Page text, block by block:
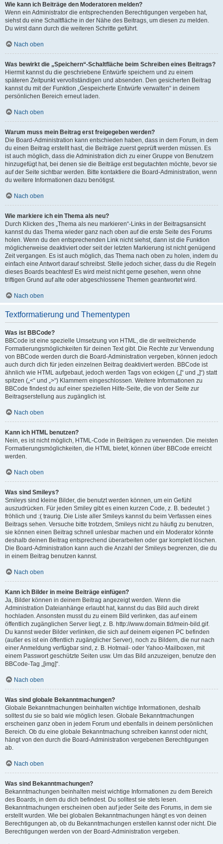
Wie kann ich Beiträge den Moderatoren melden?
Wenn ein Administrator die entsprechenden Berechtigungen vergeben hat,
siehst du eine Schaltfläche in der Nähe des Beitrags, um diesen zu melden.
Du wirst dann durch die weiteren Schritte geführt.
Nach oben
Was bewirkt die „Speichern“-Schaltfläche beim Schreiben eines Beitrags?
Hiermit kannst du die geschriebene Entwürfe speichern und zu einem
späteren Zeitpunkt vervollständigen und absenden. Den gesicherten Beitrag
kannst du mit der Funktion „Gespeicherte Entwürfe verwalten“ in deinem
persönlichen Bereich erneut laden.
Nach oben
Warum muss mein Beitrag erst freigegeben werden?
Die Board-Administration kann entschieden haben, dass in dem Forum, in dem
du einen Beitrag erstellt hast, die Beiträge zuerst geprüft werden müssen. Es
ist auch möglich, dass die Administration dich zu einer Gruppe von Benutzern
hinzugefügt hat, bei denen sie die Beiträge erst begutachten möchte, bevor sie
auf der Seite sichtbar werden. Bitte kontaktiere die Board-Administration, wenn
du weitere Informationen dazu benötigst.
Nach oben
Wie markiere ich ein Thema als neu?
Durch Klicken des „Thema als neu markieren“-Links in der Beitragsansicht
kannst du das Thema wieder ganz nach oben auf die erste Seite des Forums
holen. Wenn du den entsprechenden Link nicht siehst, dann ist die Funktion
möglicherweise deaktiviert oder seit der letzten Markierung ist nicht genügend
Zeit vergangen. Es ist auch möglich, das Thema nach oben zu holen, indem du
einfach eine Antwort darauf schreibst. Stelle jedoch sicher, dass du die Regeln
dieses Boards beachtest! Es wird meist nicht gerne gesehen, wenn ohne
triftigen Grund auf alte oder abgeschlossene Themen geantwortet wird.
Nach oben
Textformatierung und Thementypen
Was ist BBCode?
BBCode ist eine spezielle Umsetzung von HTML, die dir weitreichende
Formatierungsmöglichkeiten für deinen Text gibt. Die Rechte zur Verwendung
von BBCode werden durch die Board-Administration vergeben, können jedoch
auch durch dich für jeden einzelnen Beitrag deaktiviert werden. BBCode ist
ähnlich wie HTML aufgebaut, jedoch werden Tags von eckigen („[“ und „]“) statt
spitzen („<“ und „>“) Klammern eingeschlossen. Weitere Informationen zu
BBCode findest du auf einer speziellen Hilfe-Seite, die von der Seite zur
Beitragserstellung aus zugänglich ist.
Nach oben
Kann ich HTML benutzen?
Nein, es ist nicht möglich, HTML-Code in Beiträgen zu verwenden. Die meisten
Formatierungsmöglichkeiten, die HTML bietet, können über BBCode erreicht
werden.
Nach oben
Was sind Smileys?
Smileys sind kleine Bilder, die benutzt werden können, um ein Gefühl
auszudrücken. Für jeden Smiley gibt es einen kurzen Code, z. B. bedeutet :)
fröhlich und :( traurig. Die Liste aller Smileys kannst du beim Verfassen eines
Beitrags sehen. Versuche bitte trotzdem, Smileys nicht zu häufig zu benutzen,
sie können einen Beitrag schnell unlesbar machen und ein Moderator könnte
deshalb deinen Beitrag entsprechend überarbeiten oder gar komplett löschen.
Die Board-Administration kann auch die Anzahl der Smileys begrenzen, die du
in einem Beitrag benutzen kannst.
Nach oben
Kann ich Bilder in meine Beiträge einfügen?
Ja, Bilder können in deinem Beitrag angezeigt werden. Wenn die
Administration Dateianhänge erlaubt hat, kannst du das Bild auch direkt
hochladen. Ansonsten musst du zu einem Bild verlinken, das auf einem
öffentlich zugänglichen Server liegt, z. B. http://www.domain.tld/mein-bild.gif.
Du kannst weder Bilder verlinken, die sich auf deinem eigenen PC befinden
(außer es ist ein öffentlich zugänglicher Server), noch zu Bildern, die nur nach
einer Anmeldung verfügbar sind, z. B. Hotmail- oder Yahoo-Mailboxen, mit
einem Passwort geschützte Seiten usw. Um das Bild anzuzeigen, benutze den
BBCode-Tag „[img]“.
Nach oben
Was sind globale Bekanntmachungen?
Globale Bekanntmachungen beinhalten wichtige Informationen, deshalb
solltest du sie so bald wie möglich lesen. Globale Bekanntmachungen
erscheinen ganz oben in jedem Forum und ebenfalls in deinem persönlichen
Bereich. Ob du eine globale Bekanntmachung schreiben kannst oder nicht,
hängt von den durch die Board-Administration vergebenen Berechtigungen
ab.
Nach oben
Was sind Bekanntmachungen?
Bekanntmachungen beinhalten meist wichtige Informationen zu dem Bereich
des Boards, in dem du dich befindest. Du solltest sie stets lesen.
Bekanntmachungen erscheinen oben auf jeder Seite des Forums, in dem sie
erstellt wurden. Wie bei globalen Bekanntmachungen hängt es von deinen
Berechtigungen ab, ob du Bekanntmachungen erstellen kannst oder nicht. Die
Berechtigungen werden von der Board-Administration vergeben.